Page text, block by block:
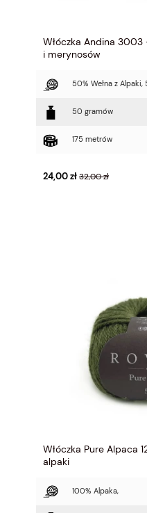
Włóczka Andina 3003
i merynosów
50% Wełna z Alpaki,
50 gramów
175 metrów
24,00 zł32,00 zł
Włóczka Pure Alpaca
alpaki
100% Alpaka,